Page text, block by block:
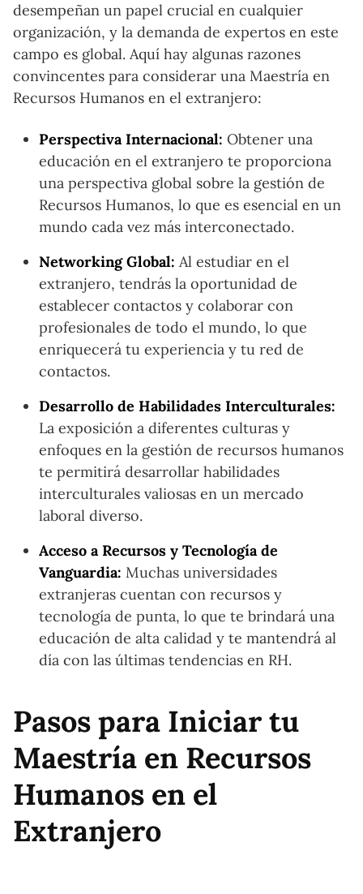
desempeñan un papel crucial en cualquier
organización, y la demanda de expertos en este
campo es global. Aquí hay algunas razones
convincentes para considerar una Maestría en
Recursos Humanos en el extranjero:
Perspectiva Internacional: Obtener una
educación en el extranjero te proporciona
una perspectiva global sobre la gestión de
Recursos Humanos, lo que es esencial en un
mundo cada vez más interconectado.
Networking Global: Al estudiar en el
extranjero, tendrás la oportunidad de
establecer contactos y colaborar con
profesionales de todo el mundo, lo que
enriquecerá tu experiencia y tu red de
contactos.
Desarrollo de Habilidades Interculturales:
La exposición a diferentes culturas y
enfoques en la gestión de recursos humanos
te permitirá desarrollar habilidades
interculturales valiosas en un mercado
laboral diverso.
Acceso a Recursos y Tecnología de
Vanguardia: Muchas universidades
extranjeras cuentan con recursos y
tecnología de punta, lo que te brindará una
educación de alta calidad y te mantendrá al
día con las últimas tendencias en RH.
Pasos para Iniciar tu
Maestría en Recursos
Humanos en el
Extranjero